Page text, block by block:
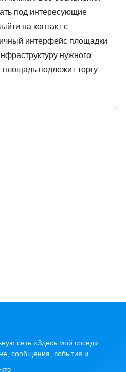
под интересующие
на контакт с
интерфейс площадки
нужного
площадь подлежит торгу
сеть «Здесь мой сосед»:
сообщения, события и